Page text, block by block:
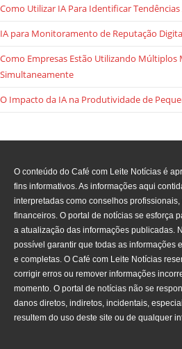
Como Utilizar IA Para Identificar
IA para Monitoramento de Reputação
Como Empresas Estão Utilizando Múltiplos
Simultaneamente
O Impacto da IA na Produtividade de
O conteúdo do Café com Leite Notícias é
fins informativos. As informações aqui
interpretadas como conselhos
financeiros. O portal de notícias se esforça
a atualização das informações publicadas.
possível garantir que todas as informações
e completas. O Café com Leite Notícias
corrigir erros ou remover informações
momento. O portal de notícias não se
danos diretos, indiretos, incidentais,
resultem do uso deste site ou de qualquer